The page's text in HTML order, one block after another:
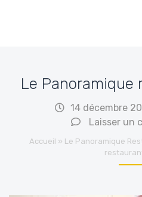
Le
14 décembre
Laisser un
Accueil » Le Panoramique